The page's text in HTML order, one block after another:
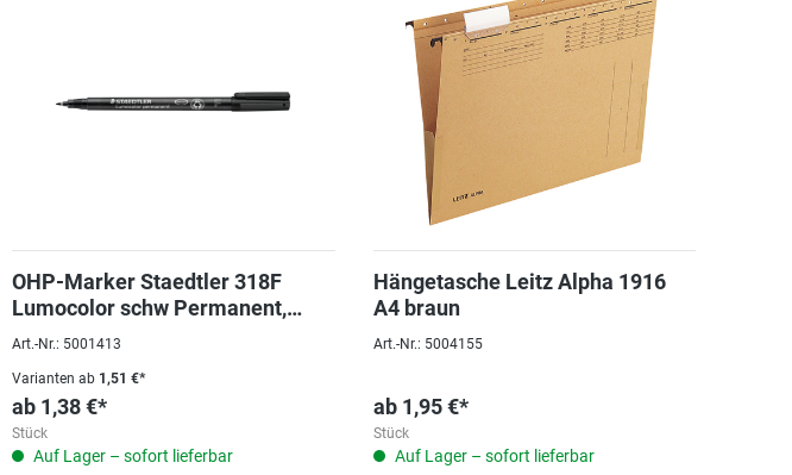
OHP-Marker Staedtler 318F
Lumocolor schw Permanent,
0,6mm
Art.-Nr.: 5001413
Varianten ab 1,51 €*
ab 1,38 €*
Stück
Auf Lager – sofort lieferbar
Hängetasche Leitz Alpha 1916
A4 braun
Art.-Nr.: 5004155
ab 1,95 €*
Stück
Auf Lager – sofort lieferbar